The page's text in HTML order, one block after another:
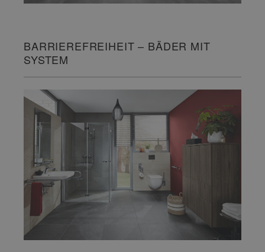
BARRIEREFREIHEIT – BÄDER MIT
SYSTEM